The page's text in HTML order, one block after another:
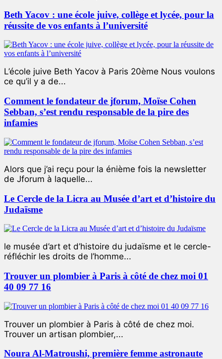
Beth Yacov : une école juive, collège et lycée, pour la
réussite de vos enfants à l’université
L’école juive Beth Yacov à Paris 20ème Nous voulons
ce qu’il y a de...
Comment le fondateur de jforum, Moïse Cohen
Sebban, s’est rendu responsable de la pire des
infamies
Alors que j’ai reçu pour la énième fois la newsletter
de Jforum à laquelle...
Le Cercle de la Licra au Musée d’art et d’histoire du
Judaïsme
le musée d’art et d’histoire du judaïsme et le cercle-
réfléchir les droits de l’homme...
Trouver un plombier à Paris à côté de chez moi 01
40 09 77 16
Trouver un plombier à Paris à côté de chez moi.
Trouver un artisan plombier,...
Noura Al-Matroushi, première femme astronaute